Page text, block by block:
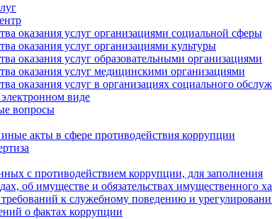
оказания услуг организациями социальной сферы
оказания услуг организациями культуры
оказания услуг образовательными организациями
оказания услуг медицинскими организациями
оказания услуг в организациях социального
виде
вопросы
акты в сфере противодействия коррупции
с противодействием коррупции, для заполнения
об имуществе и обязательствах имущественного
к служебному поведению и
о фактах коррупции